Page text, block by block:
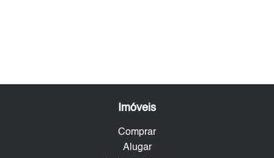
Imóveis
Comprar
Alugar